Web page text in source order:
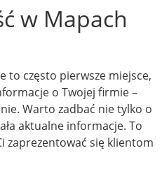
w Mapach
to często pierwsze miejsce,
o Twojej firmie –
Warto zadbać nie tylko o
aktualne informacje. To
zaprezentować się klientom